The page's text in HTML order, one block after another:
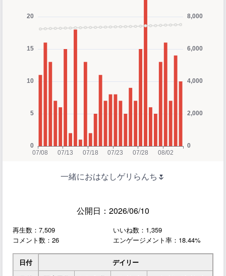
一緒におはなしゲリらんち🌷
公開日：2026/06/10
再生数：7,509
いいね数：1,359
コメント数：26
エンゲージメント率：18.44%
日付
デイリー